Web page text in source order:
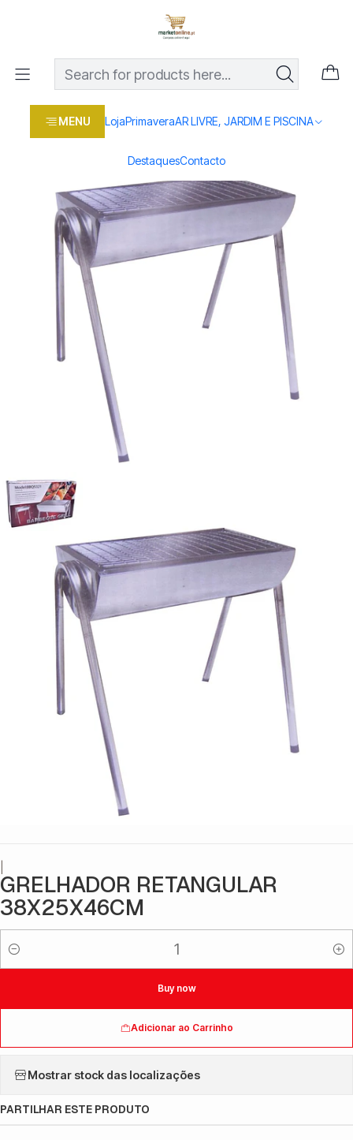
MENU LojaPrimaveraAR LIVRE, JARDIM E PISCINA
DestaquesContacto
Os melhores preços em produtos para casa, jardim e bricolage
Loja Casa e conforto
AR LIVRE, JARDIM E PISCINA
Churrasco
GRELHADOR RETANGULAR 38X25X46CM
GRELHADOR RETANGULAR
38X25X46CM
Quantidade
Adicionar ao Carrinho
Buy now
Mostrar stock das localizações
PARTILHAR ESTE PRODUTO